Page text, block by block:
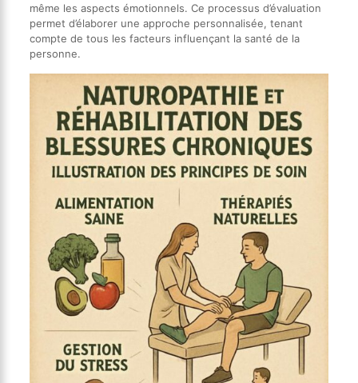
même les aspects émotionnels. Ce processus d’évaluation
permet d’élaborer une approche personnalisée, tenant
compte de tous les facteurs influençant la santé de la
personne.